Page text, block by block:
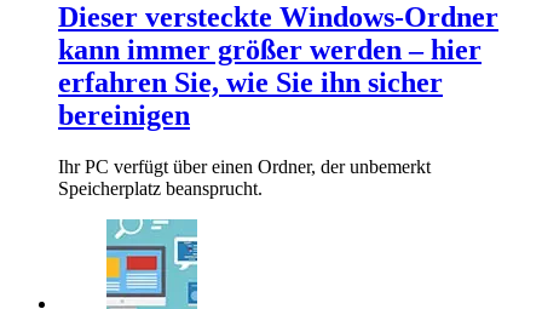
Dieser versteckte Windows-Ordner
kann immer größer werden – hier
erfahren Sie, wie Sie ihn sicher
bereinigen
Ihr PC verfügt über einen Ordner, der unbemerkt
Speicherplatz beansprucht.